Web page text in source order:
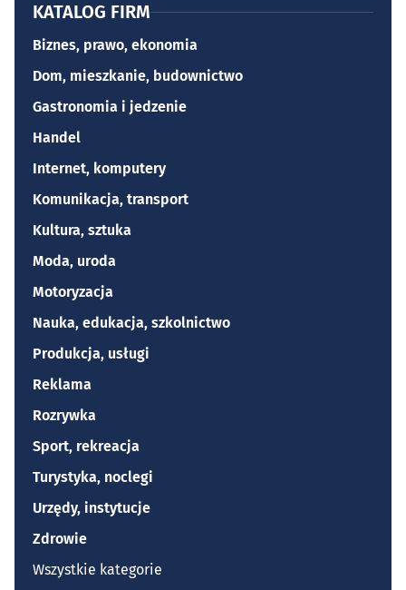
KATALOG FIRM
Biznes, prawo, ekonomia
Dom, mieszkanie, budownictwo
Gastronomia i jedzenie
Handel
Internet, komputery
Komunikacja, transport
Kultura, sztuka
Moda, uroda
Motoryzacja
Nauka, edukacja, szkolnictwo
Produkcja, usługi
Reklama
Rozrywka
Sport, rekreacja
Turystyka, noclegi
Urzędy, instytucje
Zdrowie
Wszystkie kategorie